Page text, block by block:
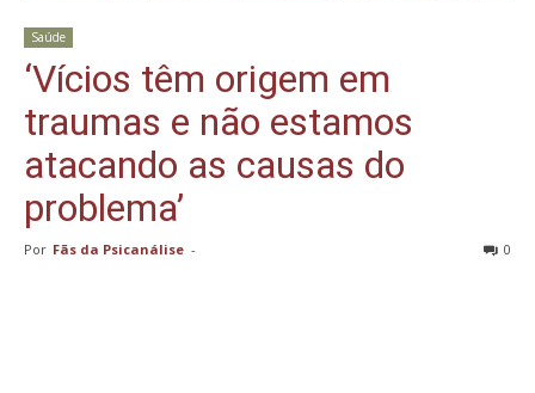
Saúde
‘Vícios têm origem em
traumas e não estamos
atacando as causas do
problema’
Por Fãs da Psicanálise - 0